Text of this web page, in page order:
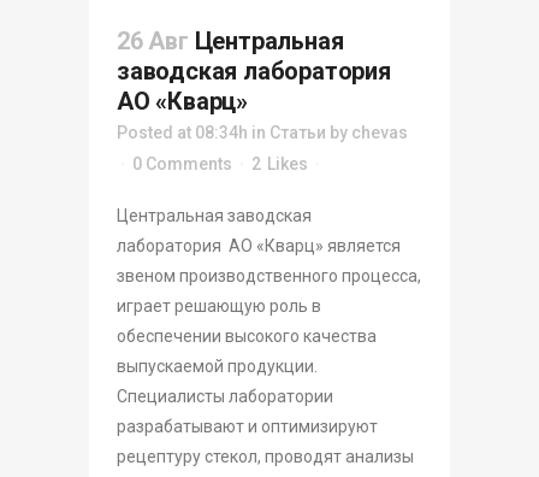
26 Авг Центральная
заводская лаборатория
АО «Кварц»
Posted at 08:34h in Статьи by chevas
0 Comments
2 Likes
Центральная заводская
лаборатория АО «Кварц» является
звеном производственного процесса,
играет решающую роль в
обеспечении высокого качества
выпускаемой продукции.
Специалисты лаборатории
разрабатывают и оптимизируют
рецептуру стекол, проводят анализы